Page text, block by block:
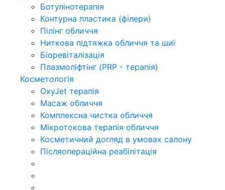
Ботулінотерапія
Контурна пластика (філери)
Пілінг обличчя
Ниткова підтяжка обличчя та шиї
Біоревіталізація
Плазмоліфтінг (PRP - терапія)
Косметологія
OxyJet терапія
Масаж обличчя
Комплексна чистка обличчя
Мікротокова терапія обличчя
Косметичний догляд в умовах салону
Післяопераційна реабілітація